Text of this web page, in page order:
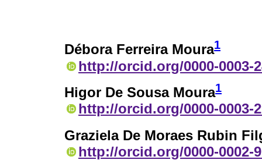
Débora Ferreira Moura1
http://orcid.org/0000-0003-
Higor De Sousa Moura1
http://orcid.org/0000-0003-
Graziela De Moraes Rubin
http://orcid.org/0000-0002-